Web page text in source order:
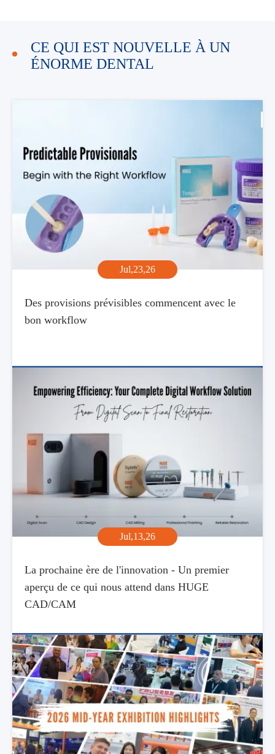
CE QUI EST NOUVELLE À UN
ÉNORME DENTAL
Jul,23,26
Des provisions prévisibles commencent avec le
bon workflow
Jul,13,26
La prochaine ère de l'innovation - Un premier
aperçu de ce qui nous attend dans HUGE
CAD/CAM